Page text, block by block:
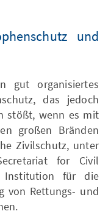
und
gut organisiertes
das jedoch
stößt, wenn es mit
großen Bränden
Zivilschutz, unter
for Civil
Institution für die
von Rettungs- und